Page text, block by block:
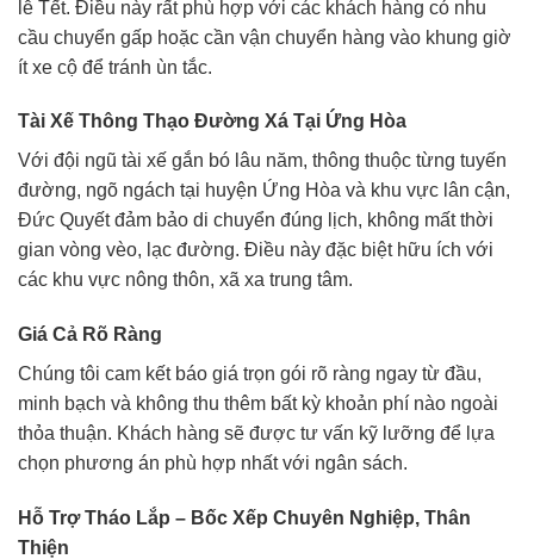
lễ Tết. Điều này rất phù hợp với các khách hàng có nhu
cầu chuyển gấp hoặc cần vận chuyển hàng vào khung giờ
ít xe cộ để tránh ùn tắc.
Tài Xế Thông Thạo Đường Xá Tại Ứng Hòa
Với đội ngũ tài xế gắn bó lâu năm, thông thuộc từng tuyến
đường, ngõ ngách tại huyện Ứng Hòa và khu vực lân cận,
Đức Quyết đảm bảo di chuyển đúng lịch, không mất thời
gian vòng vèo, lạc đường. Điều này đặc biệt hữu ích với
các khu vực nông thôn, xã xa trung tâm.
Giá Cả Rõ Ràng
Chúng tôi cam kết báo giá trọn gói rõ ràng ngay từ đầu,
minh bạch và không thu thêm bất kỳ khoản phí nào ngoài
thỏa thuận. Khách hàng sẽ được tư vấn kỹ lưỡng để lựa
chọn phương án phù hợp nhất với ngân sách.
Hỗ Trợ Tháo Lắp – Bốc Xếp Chuyên Nghiệp, Thân
Thiện